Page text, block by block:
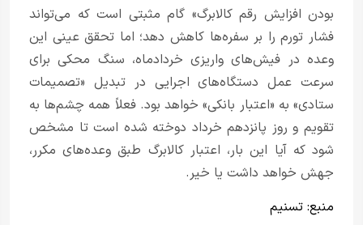
بودن افزایش رقم کالابرگ» گام مثبتی است که می‌تواند
فشار تورم را بر سفره‌ها کاهش دهد؛ اما تحقق عینی این
وعده در فیش‌های واریزی خردادماه، سنگ محکی برای
سرعت عمل دستگاه‌های اجرایی در تبدیل «تصمیمات
ستادی» به «اعتبار بانکی» خواهد بود. فعلاً همه چشم‌ها به
تقویم و روز پانزدهم خرداد دوخته شده است تا مشخص
شود که آیا این بار، اعتبار کالابرگ طبق وعده‌های مکرر،
جهش خواهد داشت یا خیر.
منبع: تسنیم